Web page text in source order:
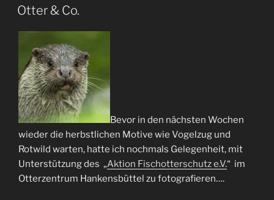
AM
Otter & Co.
Bevor in den nächsten Wochen
wieder die herbstlichen Motive wie Vogelzug und
Rotwild warten, hatte ich nochmals Gelegenheit, mit
Unterstützung des „Aktion Fischotterschutz e.V.“ im
Otterzentrum Hankensbüttel zu fotografieren….